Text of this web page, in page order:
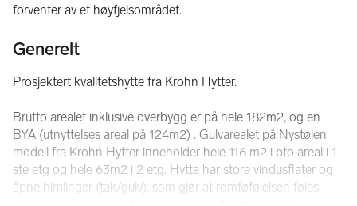
forventer av et høyfjelsområdet.
Generelt
Prosjektert kvalitetshytte fra Krohn Hytter.
Brutto arealet inklusive overbygg er på hele 182m2, og en
BYA (utnyttelses areal på 124m2) . Gulvarealet på Nystølen
modell fra Krohn Hytter inneholder hele 116 m2 i bto areal i 1
ste etg og hele 63m2 i 2 etg. Hytta har store vindusflater og
åpne himlinger (tak/gulv), som gjør at romføfølelsen føles